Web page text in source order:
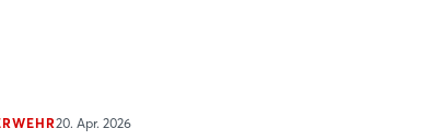
20. Apr. 2026